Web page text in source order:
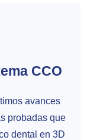
CCO
avances
probadas que
dental en 3D